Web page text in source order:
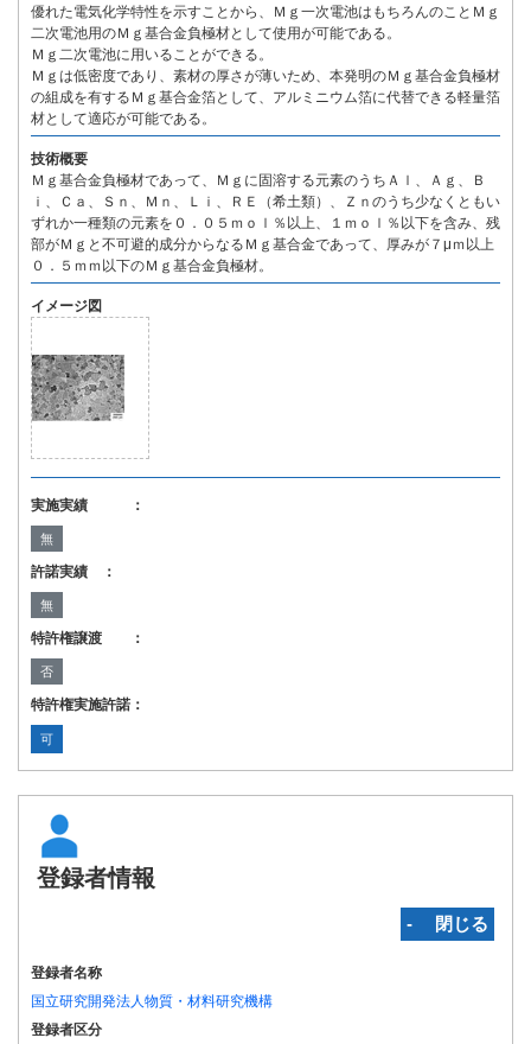
優れた電気化学特性を示すことから、Ｍｇ一次電池はもちろんのことＭｇ
二次電池用のＭｇ基合金負極材として使用が可能である。
Ｍｇ二次電池に用いることができる。
Ｍｇは低密度であり、素材の厚さが薄いため、本発明のＭｇ基合金負極材
の組成を有するＭｇ基合金箔として、アルミニウム箔に代替できる軽量箔
材として適応が可能である。
技術概要
Ｍｇ基合金負極材であって、Ｍｇに固溶する元素のうちＡｌ、Ａｇ、Ｂ
ｉ、Ｃａ、Ｓｎ、Ｍｎ、Ｌｉ、ＲＥ（希土類）、Ｚｎのうち少なくともい
ずれか一種類の元素を０．０５ｍｏｌ％以上、１ｍｏｌ％以下を含み、残
部がＭｇと不可避的成分からなるＭｇ基合金であって、厚みが７μｍ以上
０．５ｍｍ以下のＭｇ基合金負極材。
イメージ図
実施実績 ：
無
許諾実績 ：
無
特許権譲渡 ：
否
特許権実施許諾：
可
登録者情報
‐ 閉じる
登録者名称
国立研究開発法人物質・材料研究機構
登録者区分